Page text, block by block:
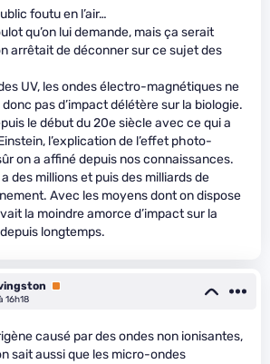
foutu en l’air…
qu’on lui demande, mais ça serait
arrêtait de déconner sur ce sujet des
UV, les ondes électro-magnétiques ne
pas d’impact délétère sur la biologie.
le début du 20e siècle avec ce qui a
l’explication de l’effet photo-
on a affiné depuis nos connaissances.
des millions et puis des milliards de
Avec les moyens dont on dispose
la moindre amorce d’impact sur la
longtemps.
Premium
16h18
causé par des ondes non ionisantes,
sait aussi que les micro-ondes